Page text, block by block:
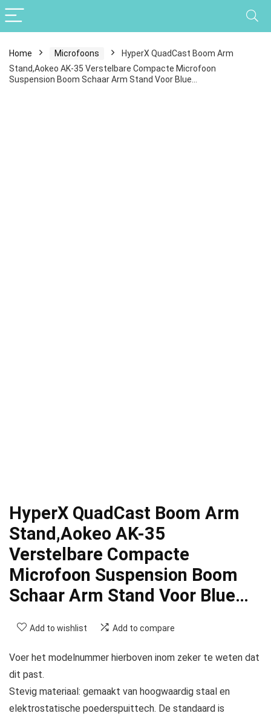
Home Microfoons
HyperX QuadCast Boom Arm
Stand,Aokeo AK-35 Verstelbare Compacte Microfoon
Suspension Boom Schaar Arm Stand Voor Blue…
HyperX QuadCast Boom Arm
Stand,Aokeo AK-35
Verstelbare Compacte
Microfoon Suspension Boom
Schaar Arm Stand Voor Blue…
Add to wishlist Add to compare
Voer het modelnummer hierboven inom zeker te weten dat
dit past.
Stevig materiaal: gemaakt van hoogwaardig staal en
elektrostatische poederspuittech. De standaard is